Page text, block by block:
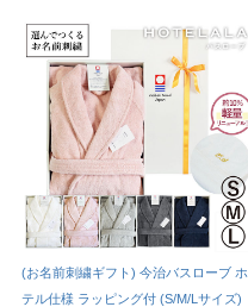
(お名前刺繍ギフト) 今治バスローブ ホ
テル仕様 ラッピング付 (S/M/Lサイズ)